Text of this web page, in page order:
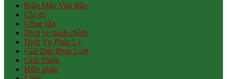
Biểu Mẫu Văn Bản
Chỉ thị
Công văn
Dịch vụ hành chính
Dịch Vụ Pháp Lý
Giải Đáp Pháp Luật
Giới Thiệu
Hiến pháp